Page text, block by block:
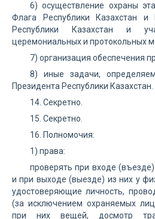
6) осуществление охраны
Флага Республики Казахстан и
Республики Казахстан и
церемониальных и протокольных
7) организация обеспечения
8) иные задачи,
Президента Республики Казахстан.
14. Секретно.
15. Секретно.
16. Полномочия:
1) права:
проверять при входе
и при выходе (выезде) из них у
удостоверяющие личность,
(за исключением охраняемых
при них вещей, досмотр